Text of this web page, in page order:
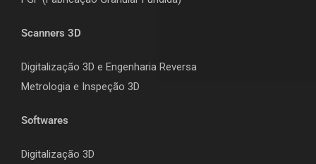
Scanners 3D
Digitalização 3D e Engenharia Reversa
Metrologia e Inspeção 3D
Softwares
Digitalização 3D